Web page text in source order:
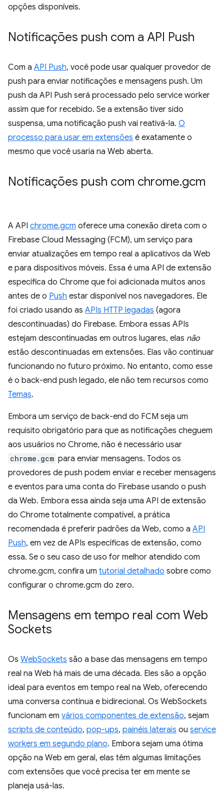
opções disponíveis.
Notificações push com a API Push
Com a API Push, você pode usar qualquer provedor de
push para enviar notificações e mensagens push. Um
push da API Push será processado pelo service worker
assim que for recebido. Se a extensão tiver sido
suspensa, uma notificação push vai reativá-la. O
processo para usar em extensões é exatamente o
mesmo que você usaria na Web aberta.
Notificações push com chrome.gcm
A API chrome.gcm oferece uma conexão direta com o
Firebase Cloud Messaging (FCM), um serviço para
enviar atualizações em tempo real a aplicativos da Web
e para dispositivos móveis. Essa é uma API de extensão
específica do Chrome que foi adicionada muitos anos
antes de o Push estar disponível nos navegadores. Ele
foi criado usando as APIs HTTP legadas (agora
descontinuadas) do Firebase. Embora essas APIs
estejam descontinuadas em outros lugares, elas não
estão descontinuadas em extensões. Elas vão continuar
funcionando no futuro próximo. No entanto, como esse
é o back-end push legado, ele não tem recursos como
Temas.
Embora um serviço de back-end do FCM seja um
requisito obrigatório para que as notificações cheguem
aos usuários no Chrome, não é necessário usar
chrome.gcm para enviar mensagens. Todos os
provedores de push podem enviar e receber mensagens
e eventos para uma conta do Firebase usando o push
da Web. Embora essa ainda seja uma API de extensão
do Chrome totalmente compatível, a prática
recomendada é preferir padrões da Web, como a API
Push, em vez de APIs específicas de extensão, como
essa. Se o seu caso de uso for melhor atendido com
chrome.gcm, confira um tutorial detalhado sobre como
configurar o chrome.gcm do zero.
Mensagens em tempo real com Web
Sockets
Os WebSockets são a base das mensagens em tempo
real na Web há mais de uma década. Eles são a opção
ideal para eventos em tempo real na Web, oferecendo
uma conversa contínua e bidirecional. Os WebSockets
funcionam em vários componentes de extensão, sejam
scripts de conteúdo, pop-ups, painéis laterais ou service
workers em segundo plano. Embora sejam uma ótima
opção na Web em geral, elas têm algumas limitações
com extensões que você precisa ter em mente se
planeja usá-las.